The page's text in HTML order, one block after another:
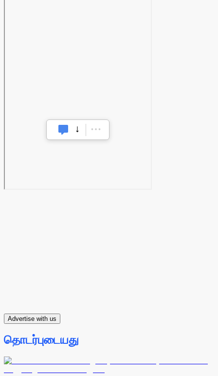
Advertise with us
தொடர்புடையது